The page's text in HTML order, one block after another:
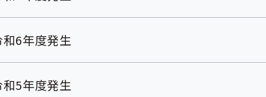
和6年度発生
和5年度発生